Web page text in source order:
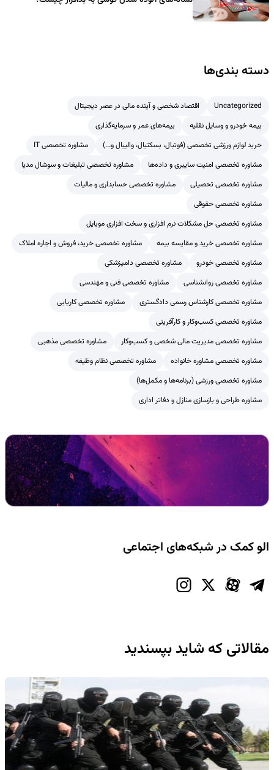
دسته بندی‌ها
Uncategorized
اقتصاد شخصی و آینده مالی در عصر دیجیتال
بیمه خودرو و وسایل نقلیه
بیمه‌های عمر و سرمایه‌گذاری
خرید لوازم ورزشی تخصصی (فوتبال، بسکتبال، والیبال و...)
مشاوره تخصصی IT
مشاوره تخصصی امنیت سایبری و داده‌ها
مشاوره تخصصی تبلیغات و سوشال مدیا
مشاوره تخصصی تحصیلی
مشاوره تخصصی حسابداری و مالیات
مشاوره تخصصی حقوقی
مشاوره تخصصی حل مشکلات نرم افزاری و سخت افزاری موبایل
مشاوره تخصصی خرید و مقایسه بیمه
مشاوره تخصصی خرید، فروش و اجاره املاک
مشاوره تخصصی خودرو
مشاوره تخصصی دامپزشکی
مشاوره تخصصی روانشناسی
مشاوره تخصصی فنی و مهندسی
مشاوره تخصصی کارشناس رسمی دادگستری
مشاوره تخصصی کاریابی
مشاوره تخصصی کسب‌وکار و کارآفرینی
مشاوره تخصصی مدیریت مالی شخصی و کسب‌وکار
مشاوره تخصصی مذهبی
مشاوره تخصصی مشاوره خانواده
مشاوره تخصصی نظام وظیفه
مشاوره تخصصی ورزشی (برنامه‌ها و مکمل‌ها)
مشاوره طراحی و بازسازی منازل و دفاتر اداری
الو کمک در شبکه‌های اجتماعی
مقالاتی که شاید بپسندید